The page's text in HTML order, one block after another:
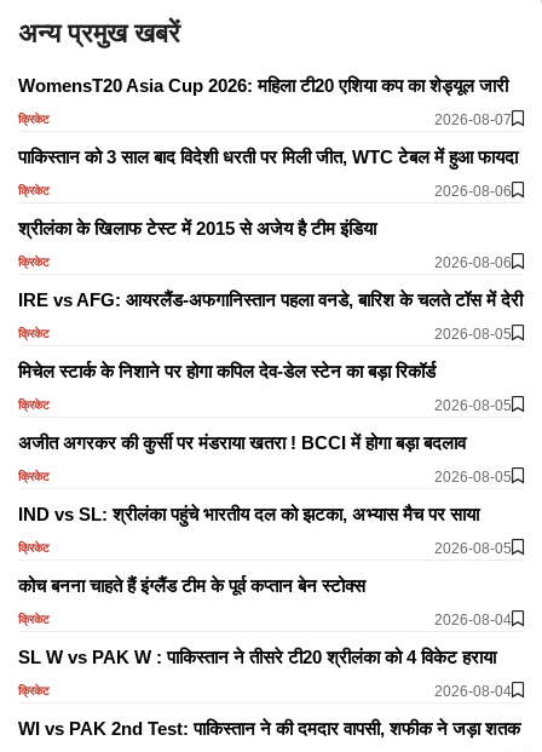
अन्य प्रमुख खबरें
WomensT20 Asia Cup 2026: महिला टी20 एशिया कप का शेड्यूल जारी
क्रिकेट 2026-08-07
पाकिस्तान को 3 साल बाद विदेशी धरती पर मिली जीत, WTC टेबल में हुआ फायदा
क्रिकेट 2026-08-06
श्रीलंका के खिलाफ टेस्ट में 2015 से अजेय है टीम इंडिया
क्रिकेट 2026-08-06
IRE vs AFG: आयरलैंड-अफगानिस्तान पहला वनडे, बारिश के चलते टॉस में देरी
क्रिकेट 2026-08-05
मिचेल स्टार्क के निशाने पर होगा कपिल देव-डेल स्टेन का बड़ा रिकॉर्ड
क्रिकेट 2026-08-05
अजीत अगरकर की कुर्सी पर मंडराया खतरा ! BCCI में होगा बड़ा बदलाव
क्रिकेट 2026-08-05
IND vs SL: श्रीलंका पहुंचे भारतीय दल को झटका, अभ्यास मैच पर साया
क्रिकेट 2026-08-05
कोच बनना चाहते हैं इंग्लैंड टीम के पूर्व कप्तान बेन स्टोक्स
क्रिकेट 2026-08-04
SL W vs PAK W : पाकिस्तान ने तीसरे टी20 श्रीलंका को 4 विकेट हराया
क्रिकेट 2026-08-04
WI vs PAK 2nd Test: पाकिस्तान ने की दमदार वापसी, शफीक ने जड़ा शतक